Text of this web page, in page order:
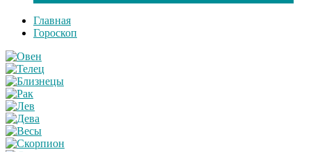
Главная
Гороскоп